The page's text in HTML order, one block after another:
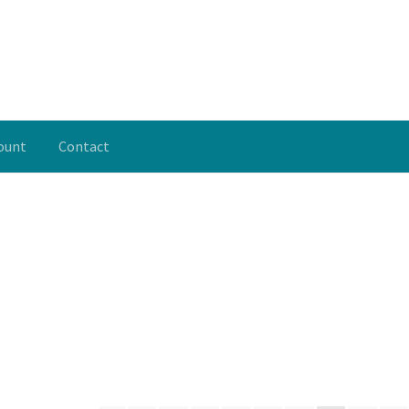
Contact